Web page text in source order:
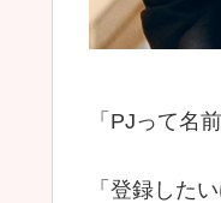
「PJって名
「登録した